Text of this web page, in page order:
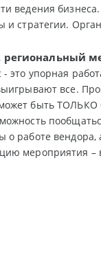
ведения
и стратегии.
региональный
это упорная
все.
быть ТОЛЬКО
о работе
мероприятия